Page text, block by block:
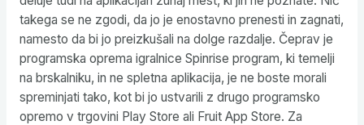
takega se ne zgodi, da jo je enostavno prenesti in zagnati,
namesto da bi jo preizkušali na dolge razdalje. Čeprav je
programska oprema igralnice Spinrise program, ki temelji
na brskalniku, in ne spletna aplikacija, je ne boste morali
spreminjati tako, kot bi jo ustvarili z drugo programsko
opremo v trgovini Play Store ali Fruit App Store. Za